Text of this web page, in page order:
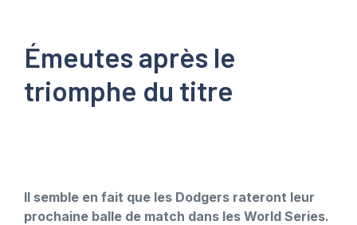
Émeutes après le
triomphe du titre
Il semble en fait que les Dodgers rateront leur
prochaine balle de match dans les World Series.